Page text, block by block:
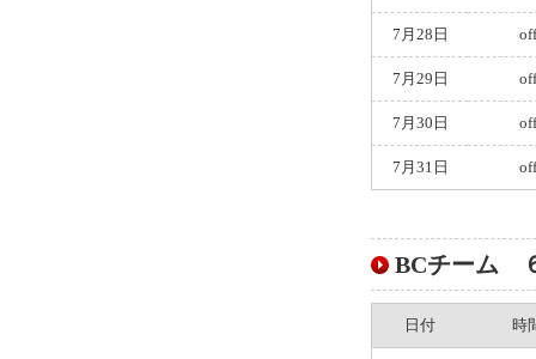
7月28日 off
7月29日 off
7月30日 off
7月31日 off
BCチーム
日付 時